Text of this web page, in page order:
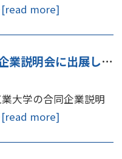
[read more]
愛知工業大学企業説明会に出展しました
大学の合同企業説明
[read more]